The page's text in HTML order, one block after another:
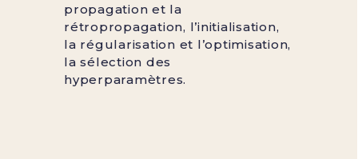
propagation et la
rétropropagation, l’initialisation,
la régularisation et l’optimisation,
la sélection des
hyperparamètres.